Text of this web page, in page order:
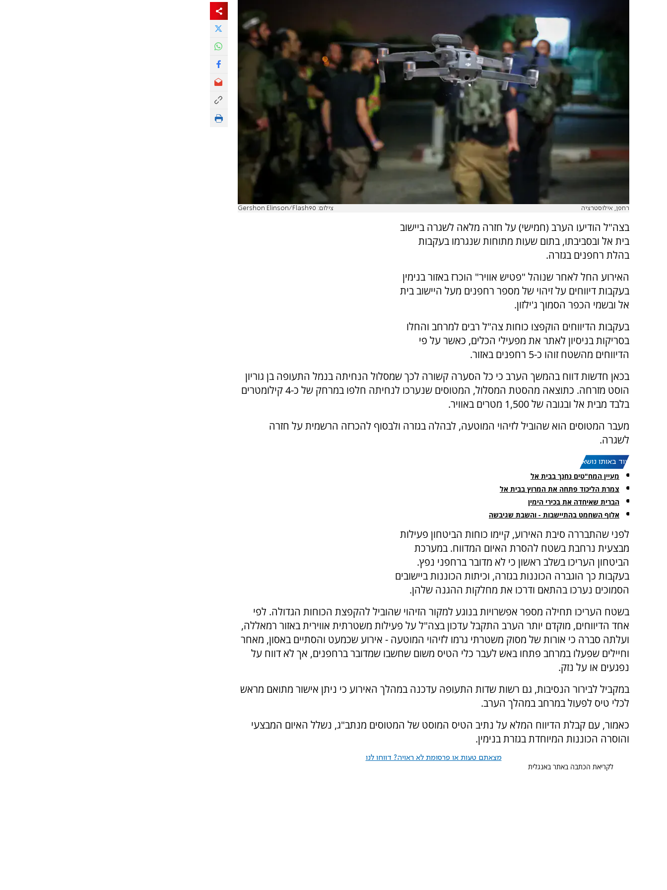
רחפן, אילוסטרציה צילום: Gershon Elinson/Flash90
בצה"ל הודיעו הערב (חמישי) על חזרה מלאה לשגרה ביישוב
בית אל ובסביבתו, בתום שעות מתוחות שנגרמו בעקבות
בהלת רחפנים בגזרה.
האירוע החל לאחר שנוהל "פטיש אוויר" הוכרז באזור בנימין
בעקבות דיווחים על זיהוי של מספר רחפנים מעל היישוב בית
אל ובשמי הכפר הסמוך ג'ילזון.
בעקבות הדיווחים הוקפצו כוחות צה"ל רבים למרחב והחלו
בסריקות בניסיון לאתר את מפעילי הכלים, כאשר על פי
הדיווחים מהשטח זוהו כ-5 רחפנים באזור.
בכאן חדשות דווח בהמשך הערב כי כל הסערה קשורה לכך שמסלול הנחיתה בנמל התעופה בן גוריון
הוסט מזרחה. כתוצאה מהסטת המסלול, המטוסים שנערכו לנחיתה חלפו במרחק של כ-4 קילומטרים
בלבד מבית אל ובגובה של 1,500 מטרים באוויר.
מעבר המטוסים הוא שהוביל לזיהוי המוטעה, לבהלה בגזרה ולבסוף להכרזה הרשמית על חזרה
לשגרה.
עוד באותו נושא:
מעיין המח"טים נחנך בבית אל
צמרת הליכוד פתחה את המרוץ בבית אל
הברית שאיחדה את בכירי הימין
אלוף השחמט בהתיישבות - והשבת שגיבשה
לפני שהתבררה סיבת האירוע, קיימו כוחות הביטחון פעילות
מבצעית נרחבת בשטח להסרת האיום המדווח. במערכת
הביטחון העריכו בשלב ראשון כי לא מדובר ברחפני נפץ.
בעקבות כך הוגברה הכוננות בגזרה, וכיתות הכוננות ביישובים
הסמוכים נערכו בהתאם ודרכו את מחלקות ההגנה שלהן.
בשטח העריכו תחילה מספר אפשרויות בנוגע למקור הזיהוי שהוביל להקפצת הכוחות הגדולה. לפי
אחד הדיווחים, מוקדם יותר הערב התקבל עדכון בצה"ל על פעילות משטרתית אווירית באזור רמאללה,
ועלתה סברה כי אורות של מסוק משטרתי גרמו לזיהוי המוטעה - אירוע שכמעט והסתיים באסון, מאחר
וחיילים שפעלו במרחב פתחו באש לעבר כלי הטיס משום שחשבו שמדובר ברחפנים, אך לא דווח על
נפגעים או על נזק.
במקביל לבירור הנסיבות, גם רשות שדות התעופה עדכנה במהלך האירוע כי ניתן אישור מתואם מראש
לכלי טיס לפעול במרחב במהלך הערב.
כאמור, עם קבלת הדיווח המלא על נתיב הטיס המוסט של המטוסים מנתב"ג, נשלל האיום המבצעי
והוסרה הכוננות המיוחדת בגזרת בנימין.
מצאתם טעות או פרסומת לא ראויה? דווחו לנו
לקריאת הכתבה באתר באנגלית